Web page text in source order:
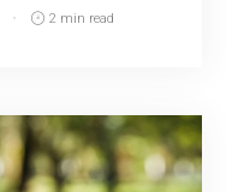
2 min read